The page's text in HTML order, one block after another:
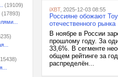
(19109)
(17893)
iXBT, 2025-12-03 08:55
Россияне обожают
отечественного рынка
В ноябре в России
прошлому году. За
33,6%. В сегменте
общем рейтинге за
распределён...